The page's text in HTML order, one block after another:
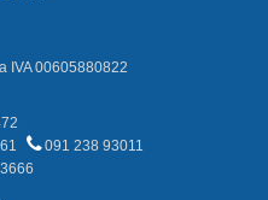
IVA 00605880822
091 238 93011